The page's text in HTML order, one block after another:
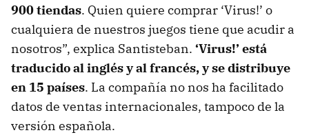
900 tiendas. Quien quiere comprar ‘Virus!’ o
cualquiera de nuestros juegos tiene que acudir a
nosotros”, explica Santisteban. ‘Virus!’ está
traducido al inglés y al francés, y se distribuye
en 15 países. La compañía no nos ha facilitado
datos de ventas internacionales, tampoco de la
versión española.